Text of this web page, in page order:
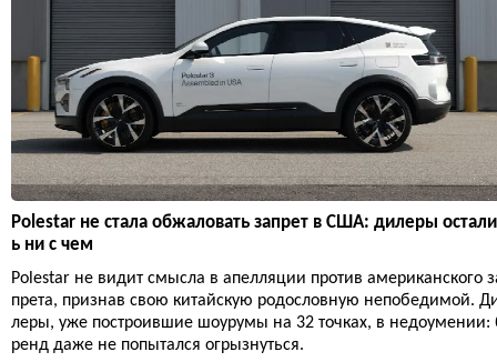
Polestar не стала обжаловать запрет в США: дилеры
ь ни с чем
Polestar не видит смысла в апелляции против американского
прета, признав свою китайскую родословную непобедимой.
леры, уже построившие шоурумы на 32 точках, в недоумении:
ренд даже не попытался огрызнуться.